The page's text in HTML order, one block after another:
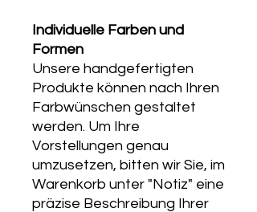
Individuelle Farben und
Formen
Unsere handgefertigten
Produkte können nach Ihren
Farbwünschen gestaltet
werden. Um Ihre
Vorstellungen genau
umzusetzen, bitten wir Sie, im
Warenkorb unter "Notiz" eine
präzise Beschreibung Ihrer